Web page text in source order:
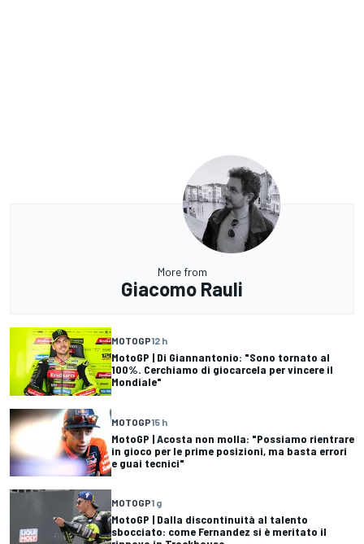
More from
Giacomo Rauli
MOTOGP12 h
MotoGP | Di Giannantonio: "Sono tornato al
100%. Cerchiamo di giocarcela per vincere il
Mondiale"
MOTOGP15 h
MotoGP | Acosta non molla: "Possiamo rientrare
in gioco per le prime posizioni, ma basta errori
e guai tecnici"
MOTOGP1 g
MotoGP | Dalla discontinuità al talento
sbocciato: come Fernandez si è meritato il